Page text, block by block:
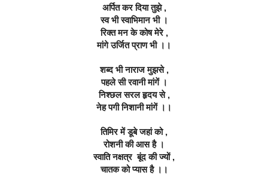
अर्पित कर दिया तुझे ,
स्व भी स्वाभिमान भी ।
रिक्त मन के कोष मेरे ,
मांगे उर्जित प्राण भी ।।
शब्द भी नाराज मुझसे ,
पहले सी रवानी मांगें ।
निश्छल सरल हृदय से ,
नेह पगी निशानी मांगें ।।
तिमिर में डूबे जहां को ,
रोशनी की आस है ।
स्वाति नक्षत्र  बूंद की ज्यों ,
चातक को प्यास है ।।